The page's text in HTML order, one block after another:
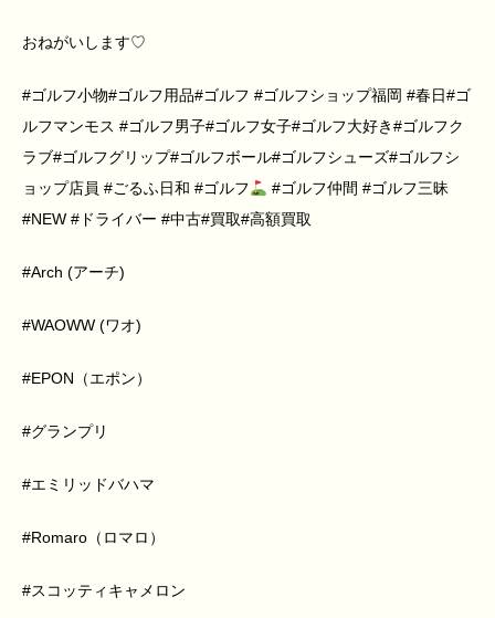
おねがいします♡
#ゴルフ小物#ゴルフ用品#ゴルフ #ゴルフショップ福岡 #春日#ゴ
ルフマンモス #ゴルフ男子#ゴルフ女子#ゴルフ大好き#ゴルフク
ラブ#ゴルフグリップ#ゴルフボール#ゴルフシューズ#ゴルフシ
ョップ店員 #ごるふ日和 #ゴルフ
#ゴルフ仲間 #ゴルフ三昧
#NEW #ドライバー #中古#買取#高額買取
#Arch (アーチ)
#WAOWW (ワオ)
#EPON（エポン）
#グランプリ
#エミリッドバハマ
#Romaro（ロマロ）
#スコッティキャメロン